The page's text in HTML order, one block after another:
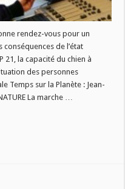
rendez-vous pour un
conséquences de l’état
21, la capacité du chien à
des personnes
Temps sur la Planète : Jean-
La marche …